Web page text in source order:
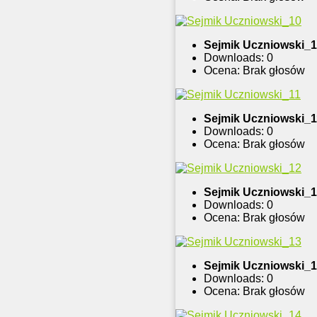
Sejmik
Downloads: 0
Ocena: Brak głosów
Sejmik
Downloads: 0
Ocena: Brak głosów
Sejmik
Downloads: 0
Ocena: Brak głosów
Sejmik
Downloads: 0
Ocena: Brak głosów